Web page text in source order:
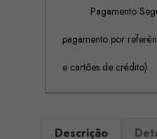
Pagamento
pagamento por
e cartões de crédito)
Descrição